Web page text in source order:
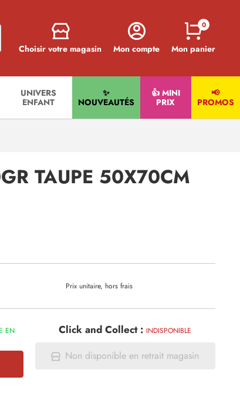
Choisir votre magasin Mon compte Mon panier
0
UNIVERS
ENFANT
✨
NOUVEAUTÉS
👍 MINI
PRIX
📢
PROMOS
TAUPE 50X70CM
Prix unitaire, hors frais
EN
Click and Collect : INDISPONIBLE
Non disponible en retrait magasin